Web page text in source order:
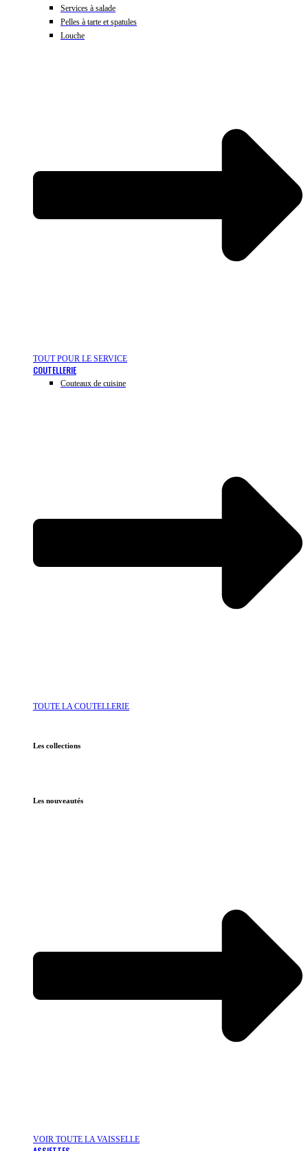
Services à salade
Pelles à tarte et spatules
Louche
TOUT POUR LE SERVICE
COUTELLERIE
Couteaux de cuisine
TOUTE LA COUTELLERIE
Les collections
Les nouveautés
VOIR TOUTE LA VAISSELLE